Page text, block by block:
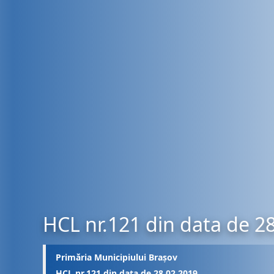
HCL nr.121 din data de
Primăria Municipiului Brașov